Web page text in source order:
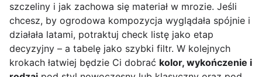
szczeliny i jak zachowa się materiał w mrozie. Jeśli
chcesz, by ogrodowa kompozycja wyglądała spójnie i
działała latami, potraktuj check listę jako etap
decyzyjny – a tabelę jako szybki filtr. W kolejnych
krokach łatwiej będzie Ci dobrać kolor, wykończenie i